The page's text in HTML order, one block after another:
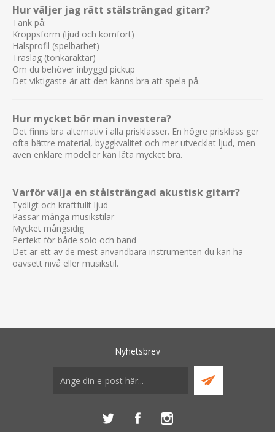
Hur väljer jag rätt stålsträngad gitarr?
Tänk på:
Kroppsform (ljud och komfort)
Halsprofil (spelbarhet)
Träslag (tonkaraktär)
Om du behöver inbyggd pickup
Det viktigaste är att den känns bra att spela på.
Hur mycket bör man investera?
Det finns bra alternativ i alla prisklasser. En högre prisklass ger
ofta bättre material, byggkvalitet och mer utvecklat ljud, men
även enklare modeller kan låta mycket bra.
Varför välja en stålsträngad akustisk gitarr?
Tydligt och kraftfullt ljud
Passar många musikstilar
Mycket mångsidig
Perfekt för både solo och band
Det är ett av de mest användbara instrumenten du kan ha –
oavsett nivå eller musikstil.
Nyhetsbrev